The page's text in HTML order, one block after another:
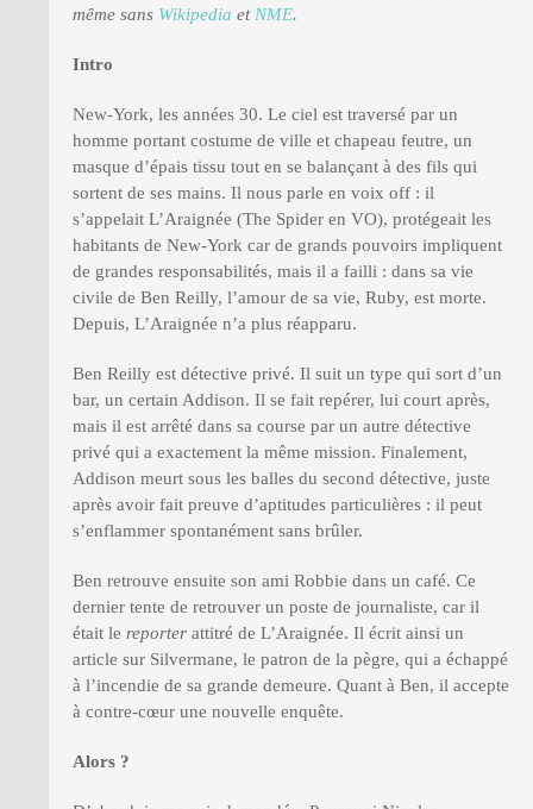
même sans Wikipedia etNME.
Intro
New-York, les années 30. Le ciel est traversé par un
homme portant costume de ville et chapeau feutre, un
masque d’épais tissu tout en se balançant à des fils qui
sortent de ses mains. Il nous parle en voix off : il
s’appelait L’Araignée (The Spider en VO), protégeait les
habitants de New-York car de grands pouvoirs impliquent
de grandes responsabilités, mais il a failli : dans sa vie
civile de Ben Reilly, l’amour de sa vie, Ruby, est morte.
Depuis, L’Araignée n’a plus réapparu.
Ben Reilly est détective privé. Il suit un type qui sort d’un
bar, un certain Addison. Il se fait repérer, lui court après,
mais il est arrêté dans sa course par un autre détective
privé qui a exactement la même mission. Finalement,
Addison meurt sous les balles du second détective, juste
après avoir fait preuve d’aptitudes particulières : il peut
s’enflammer spontanément sans brûler.
Ben retrouve ensuite son ami Robbie dans un café. Ce
dernier tente de retrouver un poste de journaliste, car il
était le reporter attitré de L’Araignée. Il écrit ainsi un
article sur Silvermane, le patron de la pègre, qui a échappé
à l’incendie de sa grande demeure. Quant à Ben, il accepte
à contre-cœur une nouvelle enquête.
Alors ?